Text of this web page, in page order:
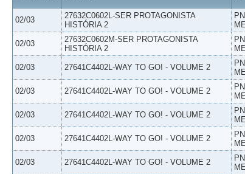
02/03
27632C0602L-SER PROTAGONISTA
HISTÓRIA 2
02/03
27632C0602M-SER PROTAGONISTA
HISTÓRIA 2
02/03 27641C4402L-WAY TO GO! - VOLUME 2
02/03 27641C4402L-WAY TO GO! - VOLUME 2
02/03 27641C4402L-WAY TO GO! - VOLUME 2
02/03 27641C4402L-WAY TO GO! - VOLUME 2
02/03 27641C4402L-WAY TO GO! - VOLUME 2